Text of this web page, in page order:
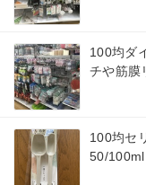
100均ダ
チや筋膜
100均セ
50/100ml